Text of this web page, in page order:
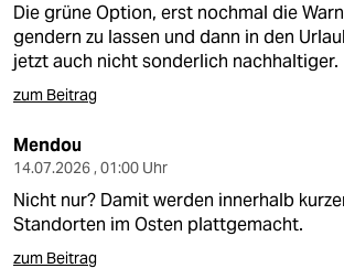
Die grüne Option, erst nochmal die
gendern zu lassen und dann in den
jetzt auch nicht sonderlich nachhaltiger.
zum Beitrag
Mendou
14.07.2026 , 01:00 Uhr
Nicht nur? Damit werden innerhalb
Standorten im Osten plattgemacht.
zum Beitrag